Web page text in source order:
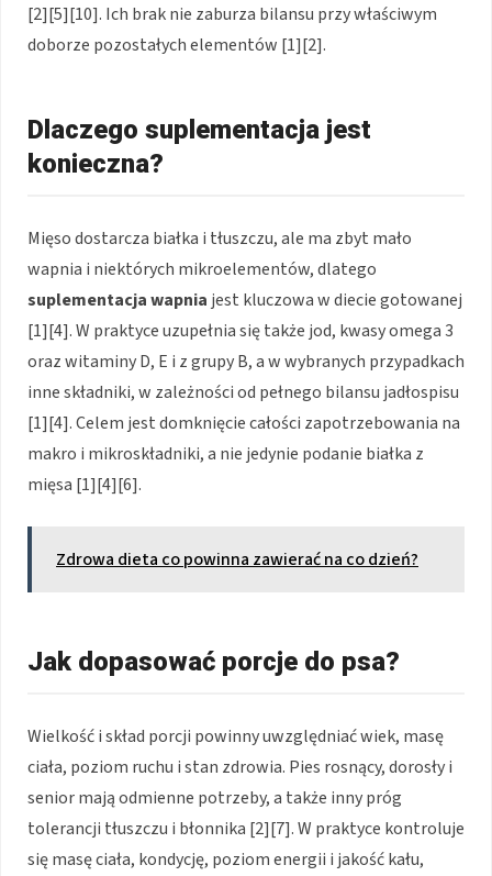
[2][5][10]. Ich brak nie zaburza bilansu przy właściwym
doborze pozostałych elementów [1][2].
Dlaczego suplementacja jest
konieczna?
Mięso dostarcza białka i tłuszczu, ale ma zbyt mało
wapnia i niektórych mikroelementów, dlatego
suplementacja wapnia jest kluczowa w diecie gotowanej
[1][4]. W praktyce uzupełnia się także jod, kwasy omega 3
oraz witaminy D, E i z grupy B, a w wybranych przypadkach
inne składniki, w zależności od pełnego bilansu jadłospisu
[1][4]. Celem jest domknięcie całości zapotrzebowania na
makro i mikroskładniki, a nie jedynie podanie białka z
mięsa [1][4][6].
Zdrowa dieta co powinna zawierać na co dzień?
Jak dopasować porcje do psa?
Wielkość i skład porcji powinny uwzględniać wiek, masę
ciała, poziom ruchu i stan zdrowia. Pies rosnący, dorosły i
senior mają odmienne potrzeby, a także inny próg
tolerancji tłuszczu i błonnika [2][7]. W praktyce kontroluje
się masę ciała, kondycję, poziom energii i jakość kału,